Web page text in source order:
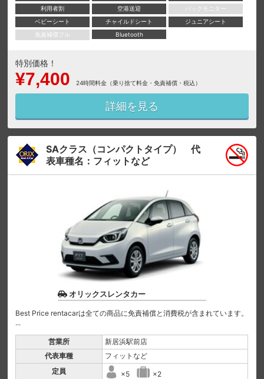
利用者割
空港送迎
バックモニター
ベビーシート
チャイルドシート
ジュニアシート
免責補償フル
Bluetooth
特別価格！
¥7,400 24時間料金（乗り捨て料金・免責補償・税込）
詳細を見る
SAクラス（コンパクトタイプ） 代
表車種名：フィットなど
オリックスレンタカー
Best Price rentacarは全ての商品に免責補償と消費税が含まれています。
...
営業所
新居浜駅前店
代表車種
フィットなど
定員
×5 ×2